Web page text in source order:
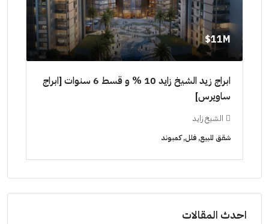
11M$
ابراج زيد الشيخ زايد 10 % و قسط 6 سنوات [ابراج
ساويرس]
الشيخ زايد
شقق للبيع, فلل, كمبوند
احدث المقالات